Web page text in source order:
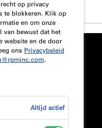
op privacy
te blokkeren. Klik op
en om onze
van bewust dat het
website en de door
ons Privacybeleid
.
Altijd actief